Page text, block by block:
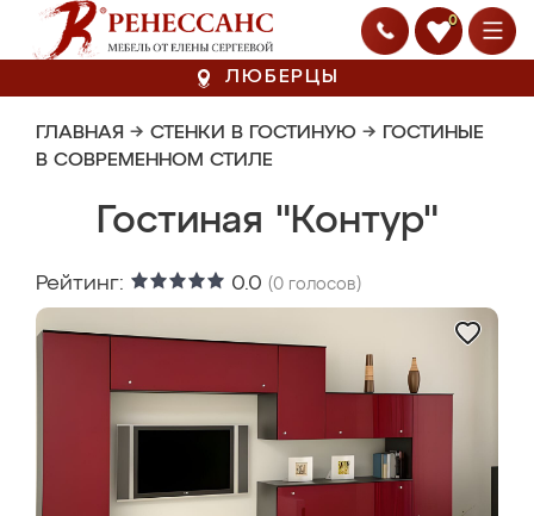
0
ЛЮБЕРЦЫ
ГЛАВНАЯ → СТЕНКИ В ГОСТИНУЮ → ГОСТИНЫЕ
В СОВРЕМЕННОМ СТИЛЕ
Гостиная "Контур"
Рейтинг: 0.0 (0 голосов)